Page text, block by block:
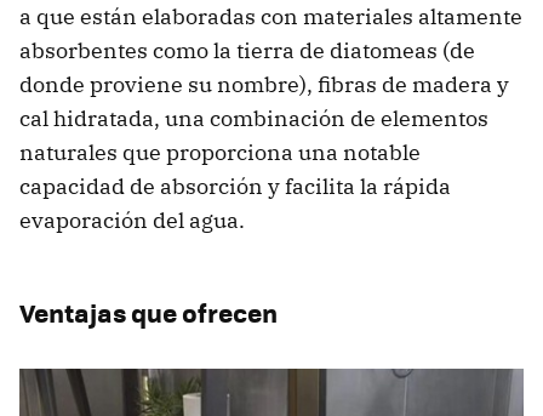
a que están elaboradas con materiales altamente
absorbentes como la tierra de diatomeas (de
donde proviene su nombre), fibras de madera y
cal hidratada, una combinación de elementos
naturales que proporciona una notable
capacidad de absorción y facilita la rápida
evaporación del agua.
Ventajas que ofrecen